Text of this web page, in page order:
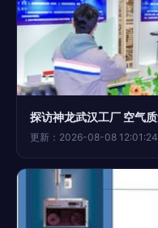
更新：2026-08-08 12:01:24